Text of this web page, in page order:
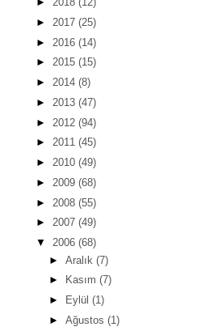
► 2017 (25)
► 2016 (14)
► 2015 (15)
► 2014 (8)
► 2013 (47)
► 2012 (94)
► 2011 (45)
► 2010 (49)
► 2009 (68)
► 2008 (55)
► 2007 (49)
▼ 2006 (68)
► Aralık (7)
►
Kasım (7)
►
Eylül (1)
► Ağustos (1)